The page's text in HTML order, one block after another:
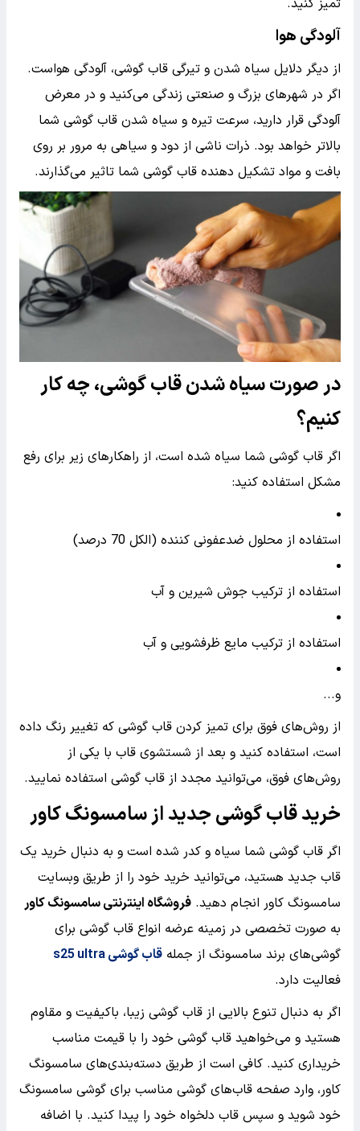
تمیز کنید.
آلودگی هوا
از دیگر دلایل سیاه شدن و تیرگی قاب گوشی، آلودگی هواست.
اگر در شهرهای بزرگ و صنعتی زندگی می‌کنید و در معرض
آلودگی قرار دارید، سرعت تیره و سیاه شدن قاب گوشی شما
بالاتر خواهد بود. ذرات ناشی از دود و سیاهی به مرور بر روی
بافت و مواد تشکیل دهنده قاب گوشی شما تاثیر می‌گذارند.
در صورت سیاه شدن قاب گوشی، چه کار
کنیم؟
اگر قاب گوشی شما سیاه شده است، از راهکارهای زیر برای رفع
مشکل استفاده کنید:
استفاده از محلول ضدعفونی کننده (الکل 70 درصد)
استفاده از ترکیب جوش شیرین و آب
استفاده از ترکیب مایع ظرفشویی و آب
و...
از روش‌های فوق برای تمیز کردن قاب گوشی که تغییر رنگ داده
است، استفاده کنید و بعد از شستشوی قاب با یکی از
روش‌های فوق، می‌توانید مجدد از قاب گوشی استفاده نمایید.
خرید قاب گوشی جدید از سامسونگ کاور
اگر قاب گوشی شما سیاه و کدر شده است و به دنبال خرید یک
قاب جدید هستید، می‌توانید خرید خود را از طریق وبسایت
سامسونگ کاور انجام دهید. فروشگاه اینترنتی سامسونگ کاور
به صورت تخصصی در زمینه عرضه انواع قاب گوشی برای
گوشی‌های برند سامسونگ از جمله قاب گوشیs25 ultra
فعالیت دارد.
اگر به دنبال تنوع بالایی از قاب گوشی زیبا، باکیفیت و مقاوم
هستید و می‌خواهید قاب گوشی خود را با قیمت مناسب
خریداری کنید. کافی است از طریق دسته‌بندی‌های سامسونگ
کاور، وارد صفحه قاب‌های گوشی مناسب برای گوشی سامسونگ
خود شوید و سپس قاب دلخواه خود را پیدا کنید. با اضافه